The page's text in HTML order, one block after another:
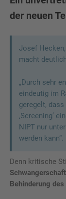
der neuen
Josef
macht
„Durch sehr
eindeutig im
geregelt,
‚Screening‘
NIPT nur
werden kann“.
Denn kritische
Behinderung des